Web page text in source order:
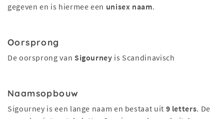
gegeven en is hiermee een unisex naam.
Oorsprong
De oorsprong van Sigourney is Scandinavisch
Naamsopbouw
Sigourney is een lange naam en bestaat uit 9 letters. De